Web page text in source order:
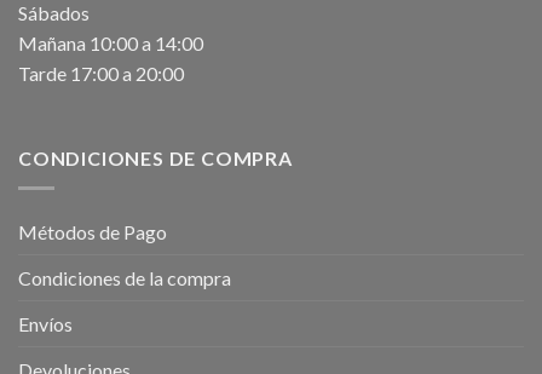
Sábados
Mañana 10:00 a 14:00
Tarde 17:00 a 20:00
CONDICIONES DE COMPRA
Métodos de Pago
Condiciones de la compra
Envíos